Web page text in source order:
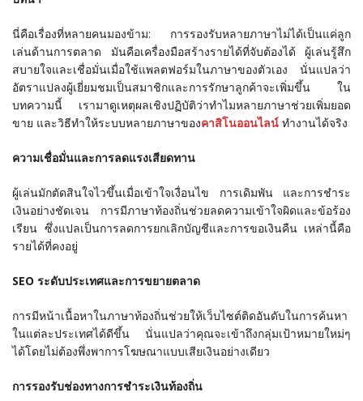
นี่คือเรื่องที่หลายคนมองข้าม: การรองรับหลายภาษาไม่ได้เป็นแค่ลูก
เล่นด้านการตลาด มันคือเครื่องมือสร้างรายได้ที่จับต้องได้ ผู้เล่นรู้สึก
สบายใจและเชื่อมั่นเมื่อใช้แพลตฟอร์มในภาษาของตัวเอง นั่นแปลว่า
อัตราแปลงผู้เยี่ยมชมเป็นสมาชิกและการรักษาลูกค้าจะเพิ่มขึ้น ใน
บทความนี้ เรามาดูเหตุผลเชิงปฏิบัติว่าทำไมหลายภาษาช่วยเพิ่มยอด
ขาย และวิธีทำให้ระบบหลายภาษาของคาสิโนออนไลน์ ทำงานได้จริง
ความเชื่อมั่นและการลดแรงเสียดทาน
ผู้เล่นมักตัดสินใจไวขึ้นเมื่อเข้าใจเงื่อนไข การเดิมพัน และการชำระ
เงินอย่างชัดเจน การมีภาษาท้องถิ่นช่วยลดความเข้าใจผิดและข้อร้อง
เรียน ซึ่งแปลเป็นการลดการยกเลิกบัญชีและการขอเงินคืน เหล่านี้คือ
รายได้ที่คงอยู่
SEO ระดับประเทศและการขยายตลาด
การมีหน้าเนื้อหาในภาษาท้องถิ่นช่วยให้เว็บไซต์ติดอันดับในการค้นหา
ในแต่ละประเทศได้ดีขึ้น นั่นแปลว่าคุณจะเข้าถึงกลุ่มเป้าหมายใหม่ๆ
ได้โดยไม่ต้องพึ่งพาการโฆษณาแบบเสียเงินอย่างเดียว
การรองรับช่องทางการชำระเงินท้องถิ่น